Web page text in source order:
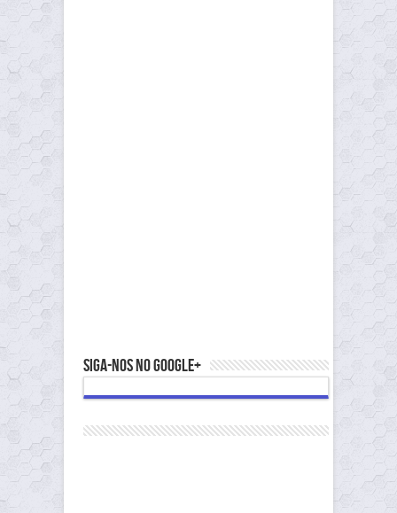
Siga-nos no Google+